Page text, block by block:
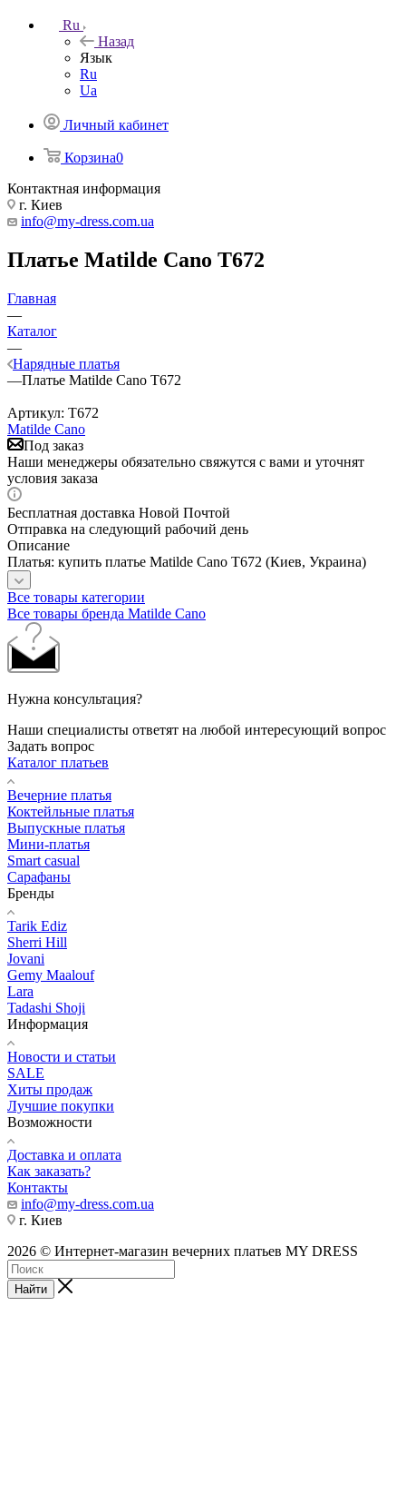
Ru
Назад
Язык
Ru
Ua
Личный кабинет
Корзина0
Контактная информация
г. Киев
info@my-dress.com.ua
Платье Matilde Cano T672
Главная
—
Каталог
—
Нарядные платья
—Платье Matilde Cano T672
Артикул: T672
Matilde Cano
Под заказ
Наши менеджеры обязательно свяжутся с вами и уточнят
условия заказа
Бесплатная доставка Новой Почтой
Отправка на следующий рабочий день
Описание
Платья: купить платье Matilde Cano T672 (Киев, Украина)
Все товары категории
Все товары бренда Matilde Cano
Нужна консультация?
Наши специалисты ответят на любой интересующий вопрос
Задать вопрос
Каталог платьев
Вечерние платья
Коктейльные платья
Выпускные платья
Мини-платья
Smart casual
Сарафаны
Бренды
Tarik Ediz
Sherri Hill
Jovani
Gemy Maalouf
Lara
Tadashi Shoji
Информация
Новости и статьи
SALE
Хиты продаж
Лучшие покупки
Возможности
Доставка и оплата
Как заказать?
Контакты
info@my-dress.com.ua
г. Киев
2026 © Интернет-магазин вечерних платьев MY DRESS
Найти